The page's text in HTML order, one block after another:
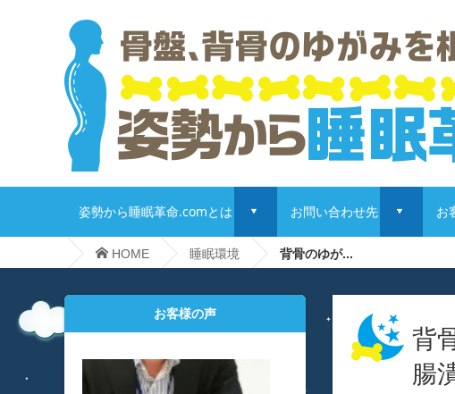
姿勢から睡眠革命.comとは d お問い合わせ先 d お
HOME 睡眠環境 背骨のゆが...
背
腸
お客様の声